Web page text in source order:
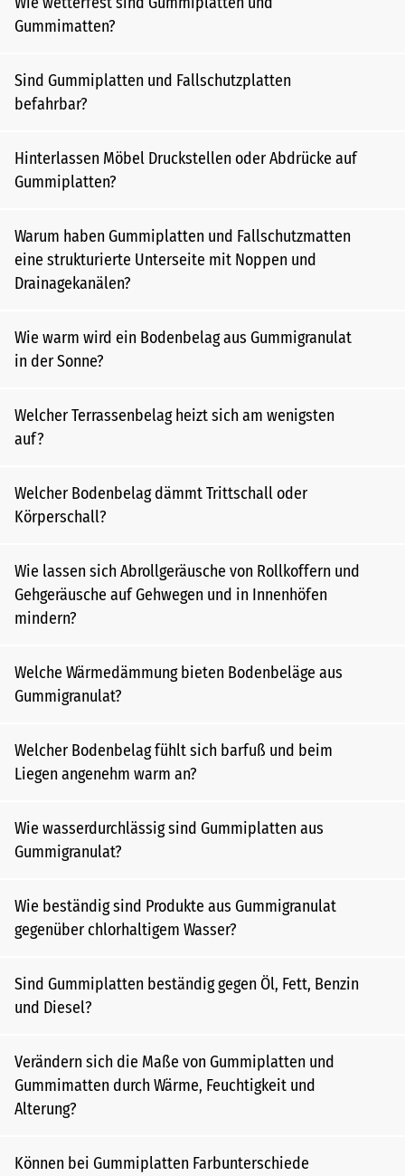
Gummimatten?
Sind Gummiplatten und Fallschutzplatten
befahrbar?
Hinterlassen Möbel Druckstellen oder Abdrücke auf
Gummiplatten?
Warum haben Gummiplatten und Fallschutzmatten
eine strukturierte Unterseite mit Noppen und
Drainagekanälen?
Wie warm wird ein Bodenbelag aus Gummigranulat
in der Sonne?
Welcher Terrassenbelag heizt sich am wenigsten
auf?
Welcher Bodenbelag dämmt Trittschall oder
Körperschall?
Wie lassen sich Abrollgeräusche von Rollkoffern und
Gehgeräusche auf Gehwegen und in Innenhöfen
mindern?
Welche Wärmedämmung bieten Bodenbeläge aus
Gummigranulat?
Welcher Bodenbelag fühlt sich barfuß und beim
Liegen angenehm warm an?
Wie wasserdurchlässig sind Gummiplatten aus
Gummigranulat?
Wie beständig sind Produkte aus Gummigranulat
gegenüber chlorhaltigem Wasser?
Sind Gummiplatten beständig gegen Öl, Fett, Benzin
und Diesel?
Verändern sich die Maße von Gummiplatten und
Gummimatten durch Wärme, Feuchtigkeit und
Alterung?
Können bei Gummiplatten Farbunterschiede